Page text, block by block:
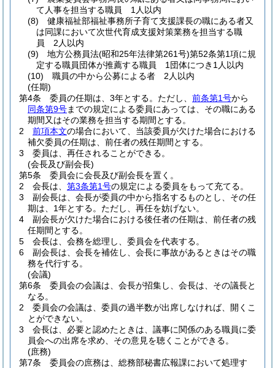
て人事を担当する職員 1人以内
(8)
健康福祉部福祉事務所子育て支援課長の職にある者又
は同課において次世代育成支援対策業務を担当する職
員 2人以内
(9)
地方公務員法(昭和25年法律第261号)第52条第1項に規
定する職員団体が推薦する職員 1団体につき1人以内
(10)
職員の中から公募による者 2人以内
(任期)
第4条
委員の任期は、3年とする。 ただし、 前条第1号から
同条第9号までの規定による委員にあっては、その職にある
期間又はその業務を担当する期間とする。
2
前項本文の場合において、当該委員が欠けた場合における
補欠委員の任期は、前任者の残任期間とする。
3
委員は、再任されることができる。
(会長及び副会長)
第5条
委員会に会長及び副会長を置く。
2
会長は、 第3条第1号の規定による委員をもって充てる。
3
副会長は、会長が委員の中から指名するものとし、その任
期は、1年とする。 ただし、再任を妨げない。
4
副会長が欠けた場合における後任者の任期は、前任者の残
任期間とする。
5
会長は、会務を総理し、委員会を代表する。
6
副会長は、会長を補佐し、会長に事故があるときはその職
務を代行する。
(会議)
第6条
委員会の会議は、会長が招集し、会長は、その議長と
なる。
2
委員会の会議は、委員の過半数が出席しなければ、開くこ
とができない。
3
会長は、必要と認めたときは、議事に関係のある職員に委
員会への出席を求め、その意見を聴くことができる。
(庶務)
第7条
委員会の庶務は、総務部秘書広報課において処理す